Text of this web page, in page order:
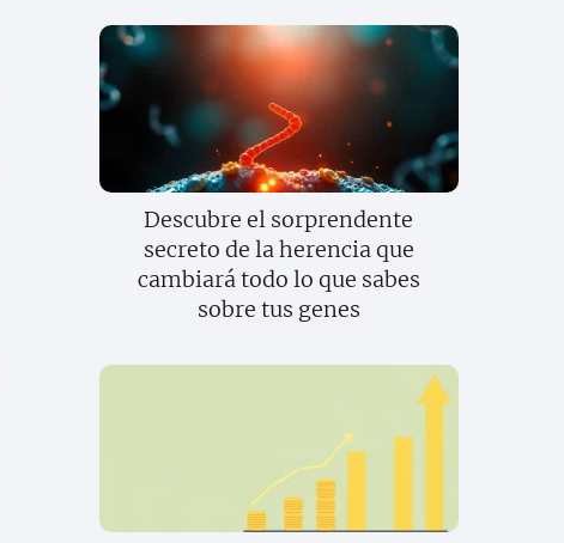
Descubre el sorprendente
secreto de la herencia que
cambiará todo lo que sabes
sobre tus genes